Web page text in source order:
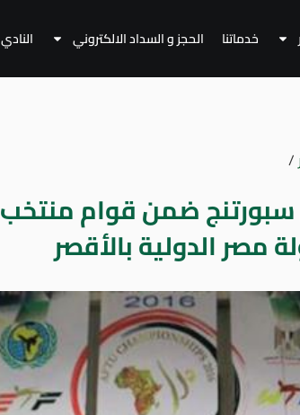
خدماتنا الحجز و السداد الالكتروني النادي
/
سبورتنج ضمن قوام منتخب
مصر الدولية بالأقصر